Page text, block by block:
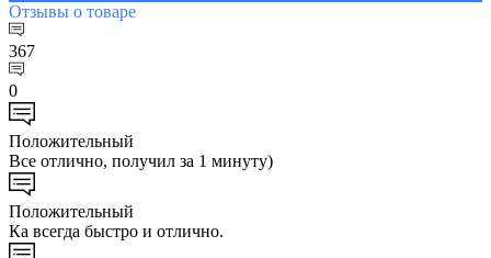
Отзывы о товаре
367
0
Положительный
Все отлично, получил за 1 минуту)
Положительный
Ка всегда быстро и отлично.